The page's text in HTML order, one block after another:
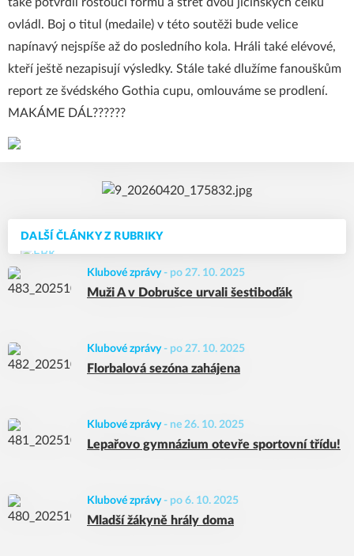
DALŠÍ ČLÁNKY Z RUBRIKY
Klubové zprávy- po 27. 10. 2025
Muži A v Dobrušce urvali šestiboďák
Klubové zprávy- po 27. 10. 2025
Florbalová sezóna zahájena
Klubové zprávy- ne 26. 10. 2025
Lepařovo gymnázium otevře sportovní třídu!
Klubové zprávy- po 6. 10. 2025
Mladší žákyně hrály doma
ovládl. Boj o titul (medaile) v této soutěži bude velice
napínavý nejspíše až do posledního kola. Hráli také elévové,
kteří ještě nezapisují výsledky. Stále také dlužíme fanouškům
report ze švédského Gothia cupu, omlouváme se prodlení.
MAKÁME DÁL??????